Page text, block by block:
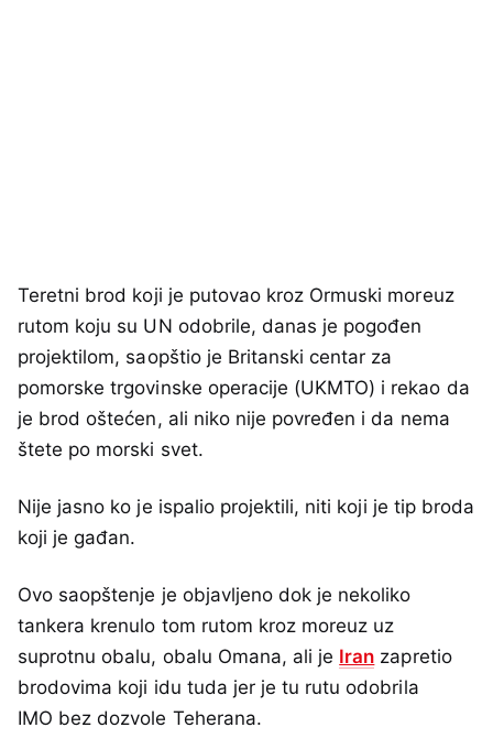
Teretni brod koji je putovao kroz Ormuski moreuz
rutom koju su UN odobrile, danas je pogođen
projektilom, saopštio je Britanski centar za
pomorske trgovinske operacije (UKMTO) i rekao da
je brod oštećen, ali niko nije povređen i da nema
štete po morski svet.
Nije jasno ko je ispalio projektili, niti koji je tip broda
koji je gađan.
Ovo saopštenje je objavljeno dok je nekoliko
tankera krenulo tom rutom kroz moreuz uz
suprotnu obalu, obalu Omana, ali je Iran zapretio
brodovima koji idu tuda jer je tu rutu odobrila
IMO bez dozvole Teherana.